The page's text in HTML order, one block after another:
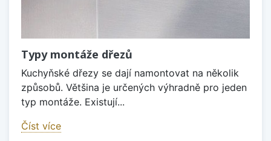
Typy montáže dřezů
Kuchyňské dřezy se dají namontovat na několik
způsobů. Většina je určených výhradně pro jeden
typ montáže. Existují...
Číst více